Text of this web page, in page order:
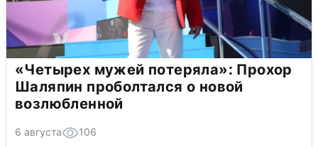
«Четырех мужей потеряла»: Прохор
Шаляпин проболтался о новой
возлюбленной
6 августа 106